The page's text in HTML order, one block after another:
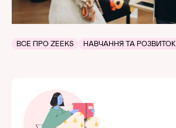
ВСЕ ПРО ZEEKS НАВЧАННЯ ТА РОЗВИТОК